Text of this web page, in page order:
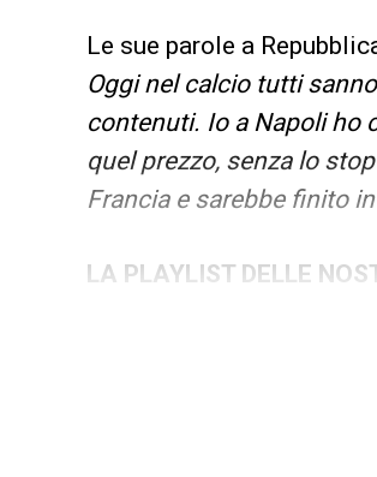
Le sue parole a
Oggi nel calcio tutti
contenuti. Io a Napoli ho
quel prezzo, senza lo
Francia e sarebbe finito
LA PLAYLIST DELLE